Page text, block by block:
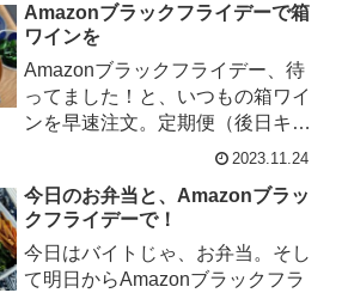
ん！...
Amazonブラックフライデーで箱
ワインを
Amazonブラックフライデー、待
ってました！と、いつもの箱ワイ
ンを早速注文。定期便（後日キャ
ンセルOK）で10％オフ、3Lx4箱
2023.11.24
今日のお弁当と、Amazonブラッ
クフライデーで！
今日はバイトじゃ、お弁当。そし
て明日からAmazonブラックフラ